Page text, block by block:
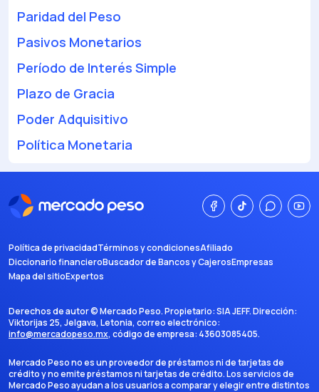
Paridad del Peso
Pasivos Monetarios
Período de Interés Simple
Plazo de Gracia
Poder Adquisitivo
Política Monetaria
Política de privacidadTérminos y condicionesAfiliado
Diccionario financieroBuscador de Bancos y CajerosEmpresas
Mapa del sitioExpertos
Derechos de autor ©Mercado Peso. Propietario:SIA JEFF. Dirección:
Viktorijas 25, Jelgava, Letonia, correo electrónico:
info@mercadopeso.mx, código de empresa: 43603085405.
Mercado Peso no es un proveedor de préstamos ni de tarjetas de
crédito y no emite préstamos ni tarjetas de crédito. Los servicios de
Mercado Peso ayudan a los usuarios a comparar y elegir entre distintos